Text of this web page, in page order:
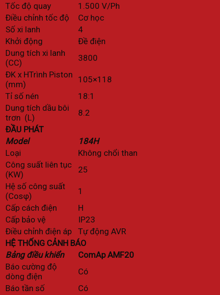
Tốc độ quay
1.500 V/Ph
Điều chỉnh tốc độ
Cơ học
Số xi lanh
4
Khởi động
Đề điện
Dung tích xi lanh
(CC)
3800
ĐK x HTrình Piston
(mm)
105×118
Tỉ số nén
18:1
Dung tích dầu bôi
trơn (L)
8.2
ĐẦU PHÁT
Model
184H
Loại
Không chổi than
Công suất liên tục
(KW)
25
Hệ số công suất
(Cosφ)
1
Cấp cách điện
H
Cấp bảo vệ
IP23
Điều chỉnh điện áp
Tự động AVR
HỆ THỐNG CẢNH BÁO
Bảng điều khiển
ComAp AMF20
Báo cường độ
dòng điện
Có
Báo tần số
Có